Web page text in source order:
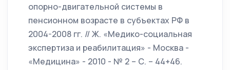
опорно-двигательной системы в
пенсионном возрасте в субъектах РФ в
2004-2008 гг. // Ж. «Медико-социальная
экспертиза и реабилитация» - Москва -
«Медицина» - 2010 - № 2 – С. – 44+46.